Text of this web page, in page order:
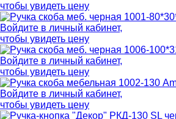
чтобы увидеть цену
Войдите в личный кабинет,
чтобы увидеть цену
Войдите в личный кабинет,
чтобы увидеть цену
Войдите в личный кабинет,
чтобы увидеть цену